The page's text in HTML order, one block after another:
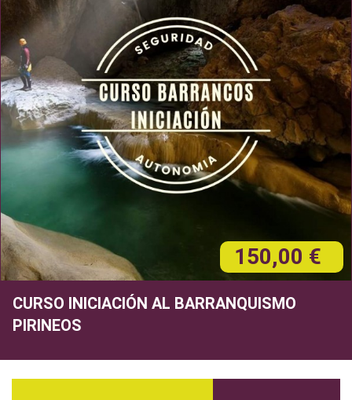
150,00 €
CURSO INICIACIÓN AL BARRANQUISMO
PIRINEOS